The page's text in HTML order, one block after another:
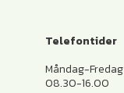
Telefontider
Måndag-Fredag
08.30-16.00